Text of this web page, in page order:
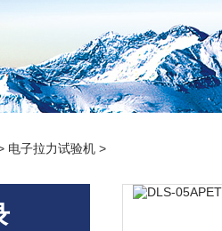
电子拉力试验机 >